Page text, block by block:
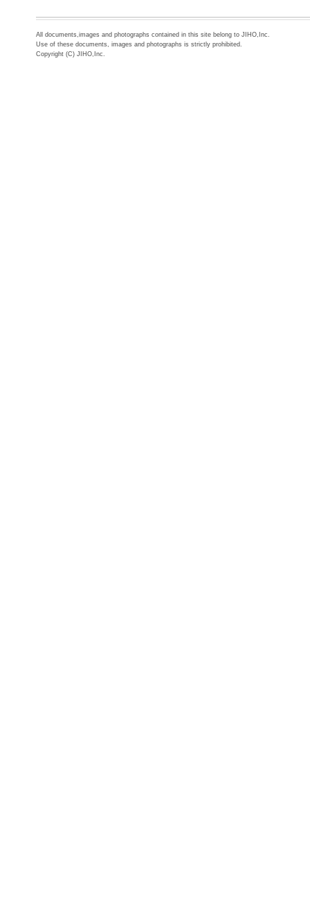
All documents,images and photographs contained in this site belong to JIHO,Inc.
Use of these documents, images and photographs is strictly prohibited.
Copyright (C) JIHO,Inc.